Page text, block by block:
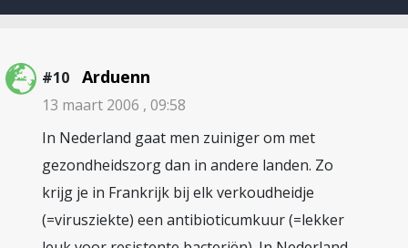
#10 Arduenn
13 maart 2006 , 09:58
In Nederland gaat men zuiniger om met
gezondheidszorg dan in andere landen. Zo
krijg je in Frankrijk bij elk verkoudheidje
(=virusziekte) een antibioticumkuur (=lekker